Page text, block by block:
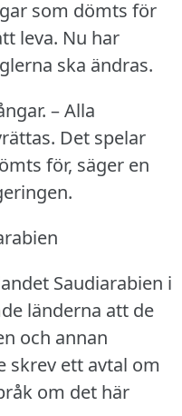
som dömts för
leva. Nu har
ska ändras.
– Alla
Det spelar
för, säger en
Saudiarabien i
länderna att de
och annan
skrev ett avtal om
om det här